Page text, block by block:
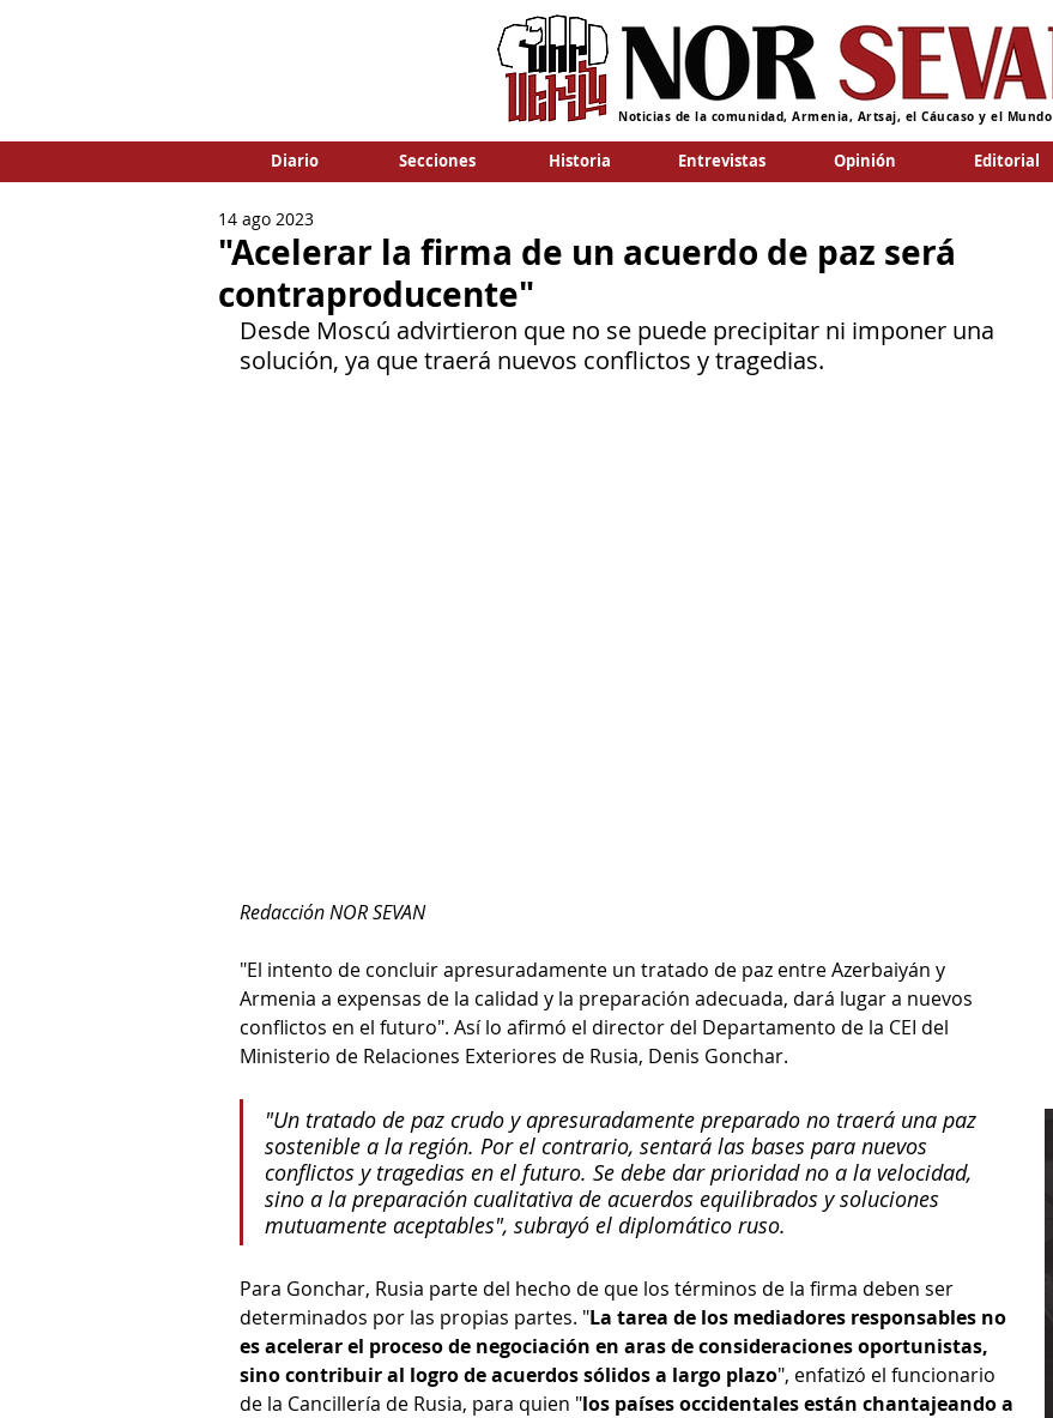
Noticias de la comunidad, Armenia, Artsaj, el Cáucaso y el Mundo
Diario Secciones Historia Entrevistas Opinión Editorial
"Acelerar la firma de un acuerdo de paz será
contraproducente"
14 ago 2023
Desde Moscú advirtieron que no se puede precipitar ni imponer una
solución, ya que traerá nuevos conflictos y tragedias.
Redacción NOR SEVAN
"El intento de concluir apresuradamente un tratado de paz entre Azerbaiyán y
Armenia a expensas de la calidad y la preparación adecuada, dará lugar a nuevos
conflictos en el futuro". Así lo afirmó el director del Departamento de la CEI del
Ministerio de Relaciones Exteriores de Rusia, Denis Gonchar.
"Un tratado de paz crudo y apresuradamente preparado no traerá una paz
sostenible a la región. Por el contrario, sentará las bases para nuevos
conflictos y tragedias en el futuro. Se debe dar prioridad no a la velocidad,
sino a la preparación cualitativa de acuerdos equilibrados y soluciones
mutuamente aceptables", subrayó el diplomático ruso.
Para Gonchar, Rusia parte del hecho de que los términos de la firma deben ser
determinados por las propias partes. "La tarea de los mediadores responsables no
es acelerar el proceso de negociación en aras de consideraciones oportunistas,
sino contribuir al logro de acuerdos sólidos a largo plazo", enfatizó el funcionario
de la Cancillería de Rusia, para quien "los países occidentales están chantajeando a